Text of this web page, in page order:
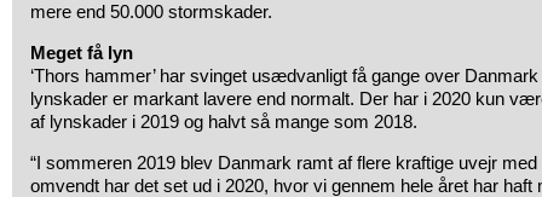
mere end 50.000 stormskader.
Meget få lyn
‘Thors hammer’ har svinget usædvanligt få gange over
lynskader er markant lavere end normalt. Der har i 2020 kun
af lynskader i 2019 og halvt så mange som 2018.
“I sommeren 2019 blev Danmark ramt af flere kraftige uvejr
omvendt har det set ud i 2020, hvor vi gennem hele året har haft